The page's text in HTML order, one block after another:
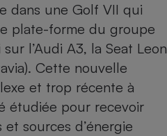
dans une Golf VII qui
plate-forme du groupe
l’Audi A3, la Seat Leon
). Cette nouvelle
et trop récente à
étudiée pour recevoir
sources d’énergie
Climatiseur -
Ventilateur
Antivirus
Climatiseur -
Ventilateur